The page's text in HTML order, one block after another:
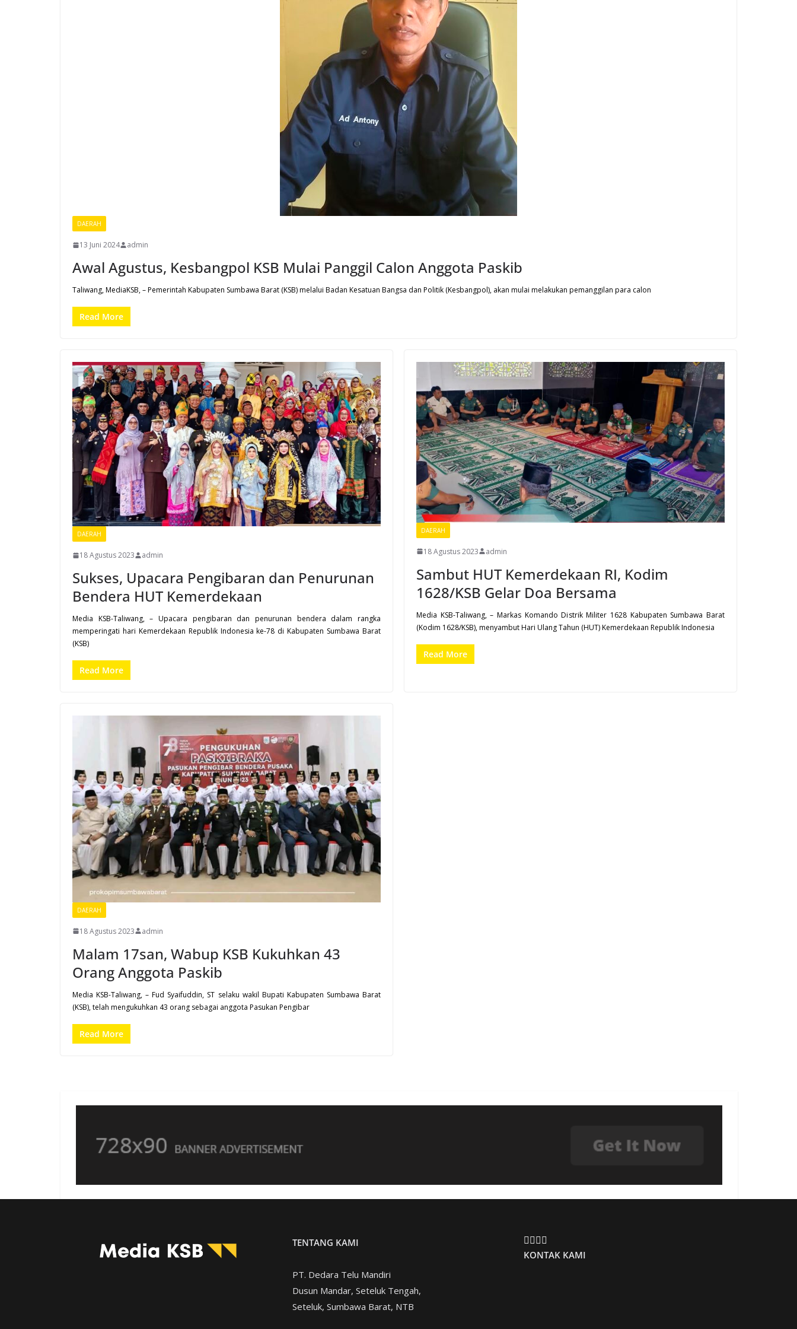
DAERAH
13 Juni 2024 admin
Awal Agustus, Kesbangpol KSB Mulai Panggil Calon Anggota Paskib
Taliwang, MediaKSB, – Pemerintah Kabupaten Sumbawa Barat (KSB) melalui Badan Kesatuan Bangsa dan Politik (Kesbangpol), akan mulai melakukan pemanggilan para calon
Read More
DAERAH
18 Agustus 2023 admin
Sukses, Upacara Pengibaran dan Penurunan
Bendera HUT Kemerdekaan
Media KSB-Taliwang, – Upacara pengibaran dan penurunan bendera dalam rangka
memperingati hari Kemerdekaan Republik Indonesia ke-78 di Kabupaten Sumbawa Barat
(KSB)
Read More
DAERAH
18 Agustus 2023 admin
Sambut HUT Kemerdekaan RI, Kodim
1628/KSB Gelar Doa Bersama
Media KSB-Taliwang, – Markas Komando Distrik Militer 1628 Kabupaten Sumbawa Barat
(Kodim 1628/KSB), menyambut Hari Ulang Tahun (HUT) Kemerdekaan Republik Indonesia
Read More
DAERAH
18 Agustus 2023 admin
Malam 17san, Wabup KSB Kukuhkan 43
Orang Anggota Paskib
Media KSB-Taliwang, – Fud Syaifuddin, ST selaku wakil Bupati Kabupaten Sumbawa Barat
(KSB), telah mengukuhkan 43 orang sebagai anggota Pasukan Pengibar
Read More
TENTANG KAMI
PT. Dedara Telu Mandiri
Dusun Mandar, Seteluk Tengah,
Seteluk, Sumbawa Barat, NTB
KONTAK KAMI